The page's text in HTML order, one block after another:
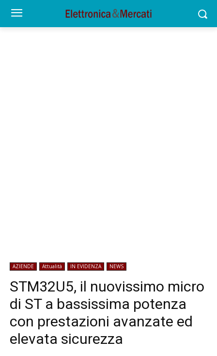
AZIENDE Attualità IN EVIDENZA NEWS
STM32U5, il nuovissimo micro
di ST a bassissima potenza
con prestazioni avanzate ed
elevata sicurezza